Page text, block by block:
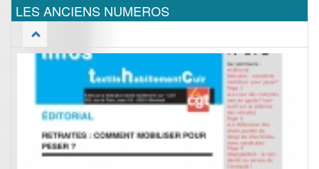
LES ANCIENS NUMEROS